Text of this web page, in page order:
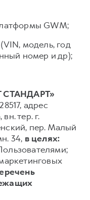
GWM;
модель, год
номер и др);
адрес
тер. г.
пер. Малый
34, в целях: